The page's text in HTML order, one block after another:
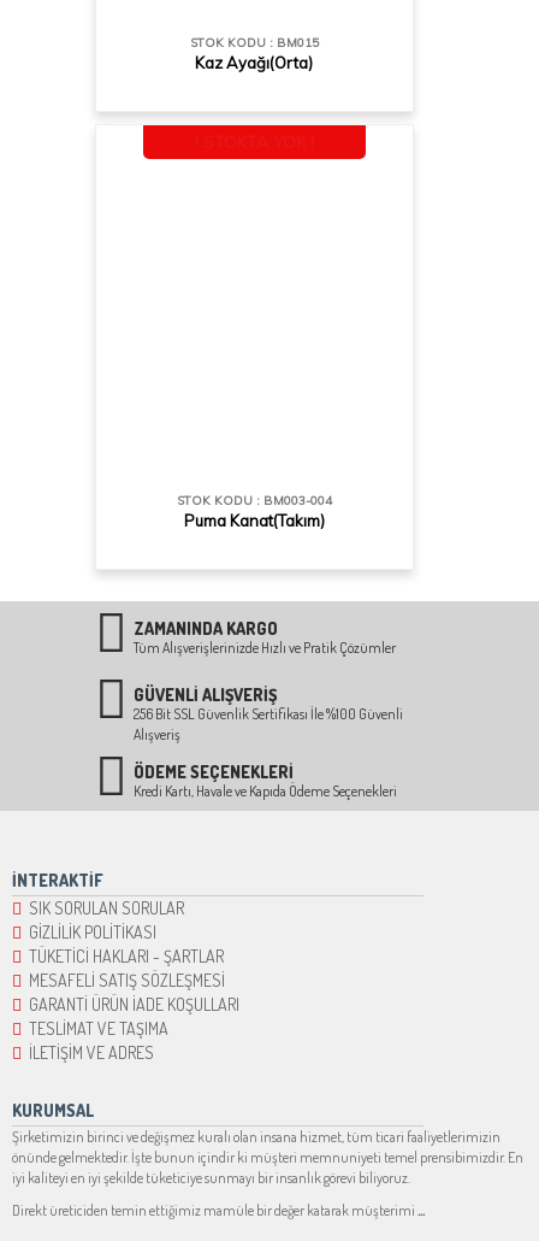
STOK KODU : BM015
Kaz Ayağı(Orta)
STOK KODU : BM003-004
Puma Kanat(Takım)
ZAMANINDA KARGO
Tüm Alışverişlerinizde Hızlı ve Pratik Çözümler
GÜVENLİ ALIŞVERİŞ
256 Bit SSL Güvenlik Sertifikası İle %100 Güvenli
Alışveriş
ÖDEME SEÇENEKLERİ
Kredi Kartı, Havale ve Kapıda Ödeme Seçenekleri
İNTERAKTİF
SIK SORULAN SORULAR
GİZLİLİK POLİTİKASI
TÜKETİCİ HAKLARI - ŞARTLAR
MESAFELİ SATIŞ SÖZLEŞMESİ
GARANTİ ÜRÜN İADE KOŞULLARI
TESLİMAT VE TAŞIMA
İLETİŞİM VE ADRES
KURUMSAL
Şirketimizin birinci ve değişmez kuralı olan insana hizmet, tüm ticari faaliyetlerimizin
önünde gelmektedir. İşte bunun içindir ki müşteri memnuniyeti temel prensibimizdir. En
iyi kaliteyi en iyi şekilde tüketiciye sunmayı bir insanlık görevi biliyoruz.
Direkt üreticiden temin ettiğimiz mamüle bir değer katarak müşterimi ...